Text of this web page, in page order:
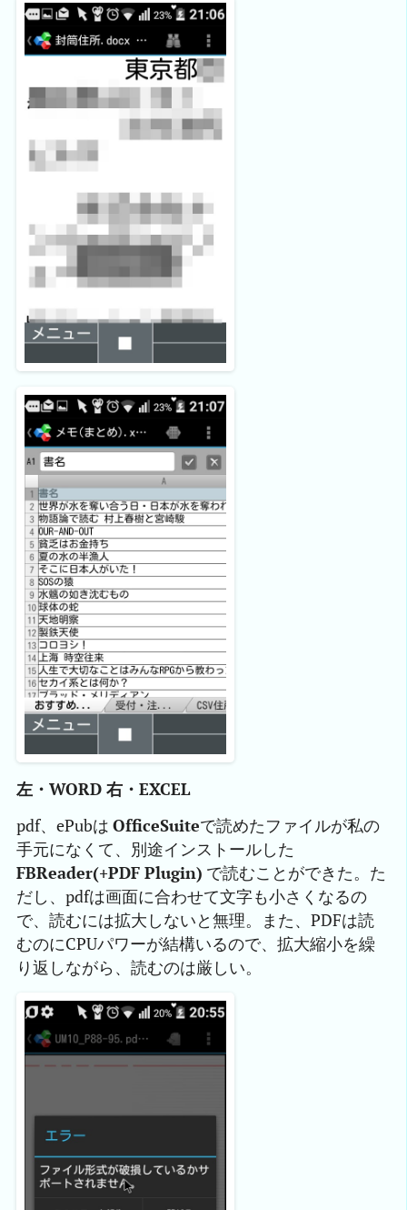
左・WORD 右・EXCEL
pdf、ePubは OfficeSuiteで読めたファイルが私の
手元になくて、別途インストールした
FBReader(+PDF Plugin) で読むことができた。た
だし、pdfは画面に合わせて文字も小さくなるの
で、読むには拡大しないと無理。また、PDFは読
むのにCPUパワーが結構いるので、拡大縮小を繰
り返しながら、読むのは厳しい。